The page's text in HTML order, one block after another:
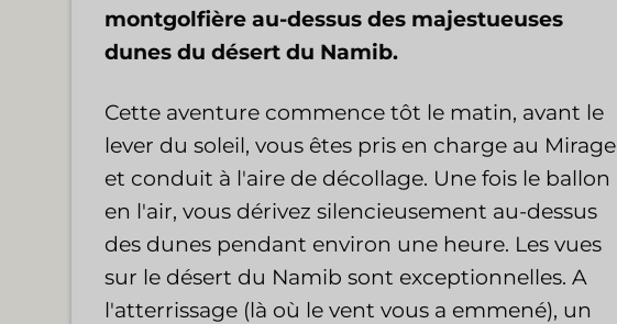
montgolfière au-dessus des majestueuses
dunes du désert du Namib.
Cette aventure commence tôt le matin, avant le
lever du soleil, vous êtes pris en charge au Mirage
et conduit à l'aire de décollage. Une fois le ballon
en l'air, vous dérivez silencieusement au-dessus
des dunes pendant environ une heure. Les vues
sur le désert du Namib sont exceptionnelles. A
l'atterrissage (là où le vent vous a emmené), un